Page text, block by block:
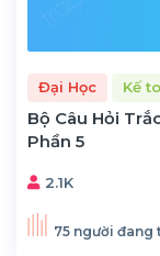
Đại Học Kế
Bộ Câu Hỏi
Phần 5
2.1K
75 người đang